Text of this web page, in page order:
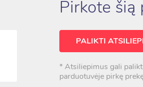
Pirkote šią
PALIKTI
* Atsiliepimus gali
parduotuvėje pirkę